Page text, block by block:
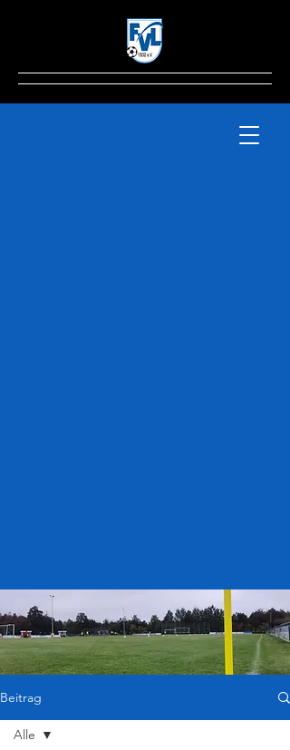
Beitrag
Alle